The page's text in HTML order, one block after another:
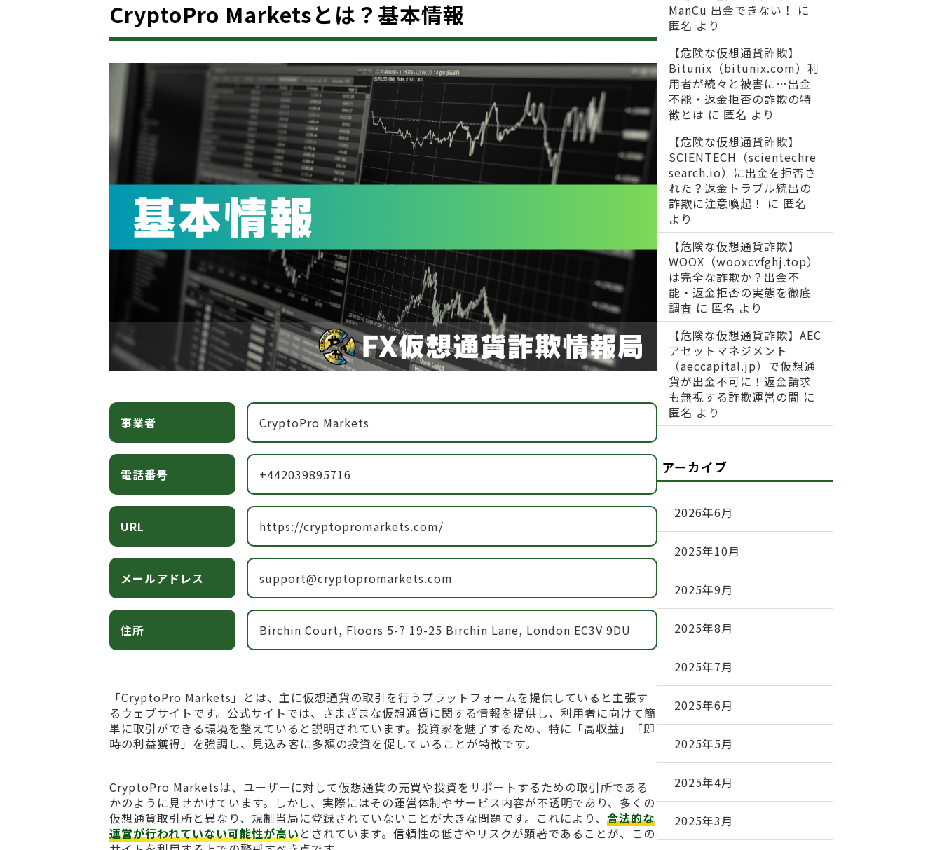
CryptoPro Marketsとは？基本情報
事業者 CryptoPro Markets
電話番号 +442039895716
URL https://cryptopromarkets.com/
メールアドレス support@cryptopromarkets.com
住所 Birchin Court, Floors 5-7 19-25 Birchin Lane, London EC3V 9DU
「CryptoPro Markets」とは、主に仮想通貨の取引を行うプラットフォームを提供していると主張す
るウェブサイトです。公式サイトでは、さまざまな仮想通貨に関する情報を提供し、利用者に向けて簡
単に取引ができる環境を整えていると説明されています。投資家を魅了するため、特に「高収益」「即
時の利益獲得」を強調し、見込み客に多額の投資を促していることが特徴です。
CryptoPro Marketsは、ユーザーに対して仮想通貨の売買や投資をサポートするための取引所である
かのように見せかけています。しかし、実際にはその運営体制やサービス内容が不透明であり、多くの
仮想通貨取引所と異なり、規制当局に登録されていないことが大きな問題です。これにより、 合法的な
運営が行われていない可能性が高いとされています。信頼性の低さやリスクが顕著であることが、この
ManCu 出金できない！
に
匿名 より
【危険な仮想通貨詐欺】
Bitunix（bitunix.com）利
用者が続々と被害に…出金
不能・返金拒否の詐欺の特
徴とは に 匿名 より
【危険な仮想通貨詐欺】
SCIENTECH（scientechre
search.io）に出金を拒否さ
れた？返金トラブル続出の
詐欺に注意喚起！
に 匿名
より
【危険な仮想通貨詐欺】
WOOX（wooxcvfghj.top）
は完全な詐欺か？出金不
能・返金拒否の実態を徹底
調査 に 匿名 より
【危険な仮想通貨詐欺】AEC
アセットマネジメント
（aeccapital.jp）で仮想通
貨が出金不可に！返金請求
も無視する詐欺運営の闇 に
匿名 より
アーカイブ
2026年6月
2025年10月
2025年9月
2025年8月
2025年7月
2025年6月
2025年5月
2025年4月
2025年3月